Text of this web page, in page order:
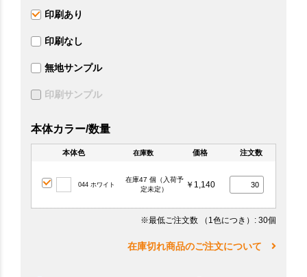
印刷あり
印刷なし
無地サンプル
印刷サンプル
本体カラー/数量
本体色 在庫数 価格 注文数
044 ホワイト
在庫47 個（入荷予
定未定）
￥1,140
※最低ご注文数 （1色につき） : 30個
在庫切れ商品のご注文について